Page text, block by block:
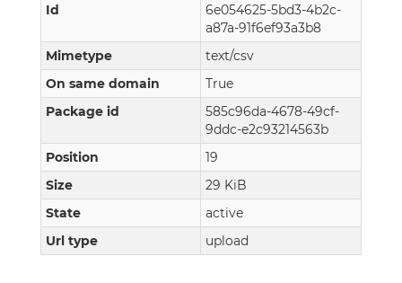
Id
6e054625-5bd3-4b2c-
a87a-91f6ef93a3b8
Mimetype
text/csv
On same domain
True
Package id
585c96da-4678-49cf-
9ddc-e2c93214563b
Position
19
Size
29 KiB
State
active
Url type
upload